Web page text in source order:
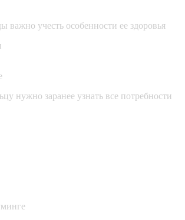
важно учесть особенности ее здоровья
нужно заранее узнать все потребности